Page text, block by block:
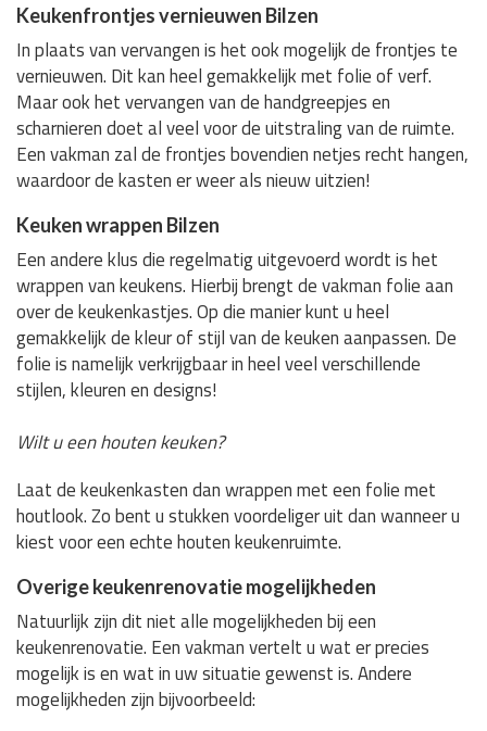
Keukenfrontjes vernieuwen Bilzen
In plaats van vervangen is het ook mogelijk de frontjes te
vernieuwen. Dit kan heel gemakkelijk met folie of verf.
Maar ook het vervangen van de handgreepjes en
scharnieren doet al veel voor de uitstraling van de ruimte.
Een vakman zal de frontjes bovendien netjes recht hangen,
waardoor de kasten er weer als nieuw uitzien!
Keuken wrappen Bilzen
Een andere klus die regelmatig uitgevoerd wordt is het
wrappen van keukens. Hierbij brengt de vakman folie aan
over de keukenkastjes. Op die manier kunt u heel
gemakkelijk de kleur of stijl van de keuken aanpassen. De
folie is namelijk verkrijgbaar in heel veel verschillende
stijlen, kleuren en designs!
Wilt u een houten keuken?
Laat de keukenkasten dan wrappen met een folie met
houtlook. Zo bent u stukken voordeliger uit dan wanneer u
kiest voor een echte houten keukenruimte.
Overige keukenrenovatie mogelijkheden
Natuurlijk zijn dit niet alle mogelijkheden bij een
keukenrenovatie. Een vakman vertelt u wat er precies
mogelijk is en wat in uw situatie gewenst is. Andere
mogelijkheden zijn bijvoorbeeld: